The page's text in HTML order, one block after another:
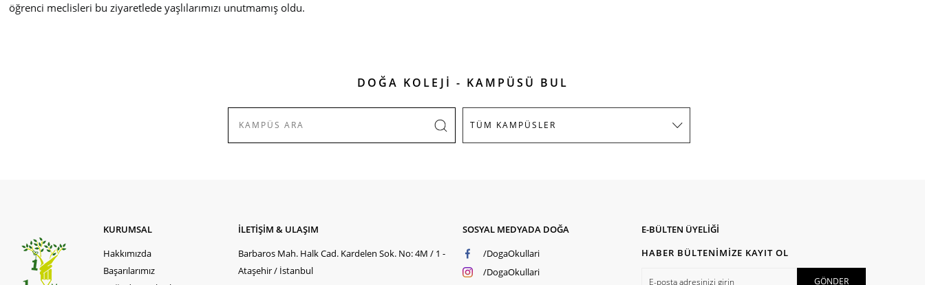
öğrenci meclisleri bu ziyaretlede yaşlılarımızı unutmamış oldu.
DOĞA KOLEJİ - KAMPÜSÜ BUL
KURUMSAL
Hakkımızda
Başarılarımız
İLETİŞİM & ULAŞIM
Barbaros Mah. Halk Cad. Kardelen Sok. No: 4M / 1 -
Ataşehir / İstanbul
SOSYAL MEDYADA DOĞA
/DogaOkullari
/DogaOkullari
E-BÜLTEN ÜYELİĞİ
HABER BÜLTENİMİZE KAYIT OL